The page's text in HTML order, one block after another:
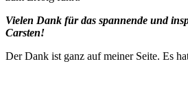
Vielen Dank für das spannende und
Carsten!
Der Dank ist ganz auf meiner Seite. Es